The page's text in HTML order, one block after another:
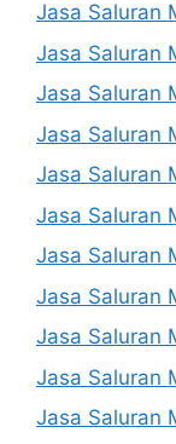
Jasa Saluran
Jasa Saluran
Jasa Saluran
Jasa Saluran
Jasa Saluran
Jasa Saluran
Jasa Saluran
Jasa Saluran
Jasa Saluran
Jasa Saluran
Jasa Saluran